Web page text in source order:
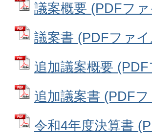
議案概要 (PDFフ
議案書 (PDFファ
追加議案概要
追加議案書 (PDF
令和4年度決算書